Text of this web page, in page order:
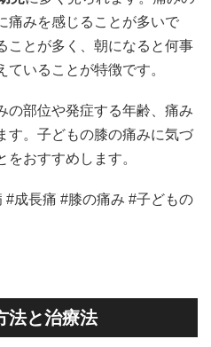
痛みを感じることが多いで
ことが多く、朝になると何事
ていることが特徴です。
の部位や発症する年齢、痛み
す。​子どもの膝の痛みに気づ
おすすめします。
成長痛 #膝の痛み #子どもの
法と治療法